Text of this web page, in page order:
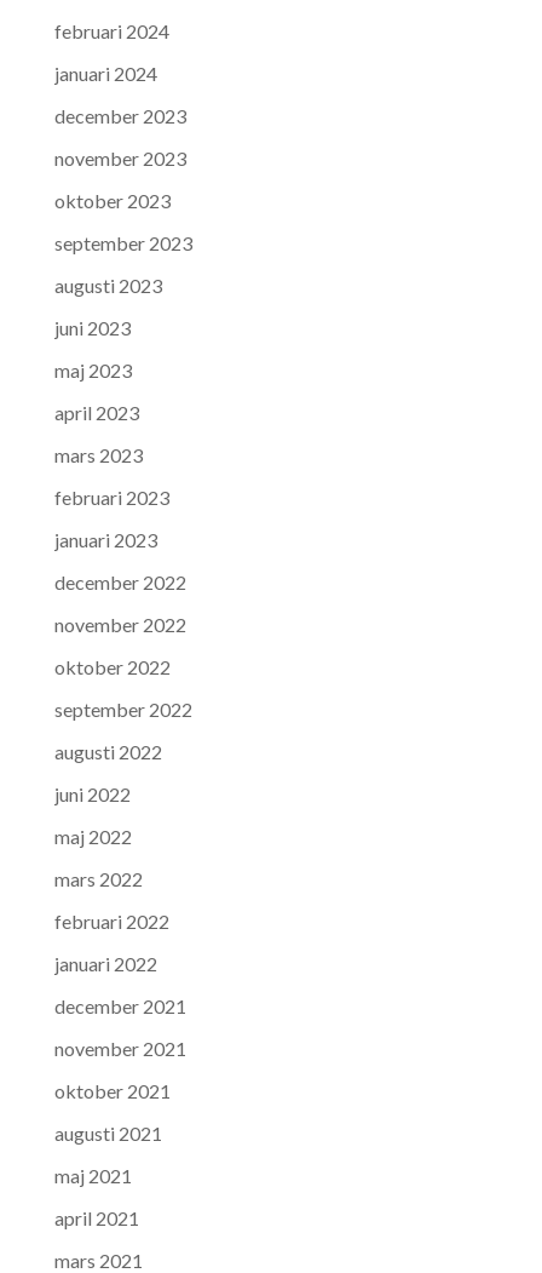
februari 2024
januari 2024
december 2023
november 2023
oktober 2023
september 2023
augusti 2023
juni 2023
maj 2023
april 2023
mars 2023
februari 2023
januari 2023
december 2022
november 2022
oktober 2022
september 2022
augusti 2022
juni 2022
maj 2022
mars 2022
februari 2022
januari 2022
december 2021
november 2021
oktober 2021
augusti 2021
maj 2021
april 2021
mars 2021